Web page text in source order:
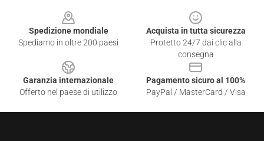
Spedizione mondiale
Spediamo in oltre 200 paesi
Acquista in tutta sicurezza
Protetto 24/7 dai clic alla
consegna
Garanzia internazionale
Offerto nel paese di utilizzo
Pagamento sicuro al 100%
PayPal / MasterCard / Visa